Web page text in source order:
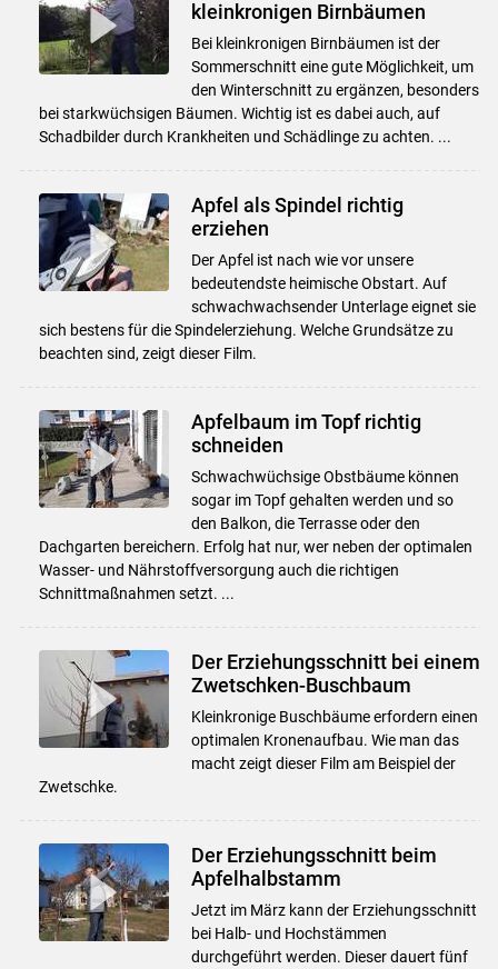
kleinkronigen Birnbäumen
Bei kleinkronigen Birnbäumen ist der
Sommerschnitt eine gute Möglichkeit, um
den Winterschnitt zu ergänzen, besonders
bei starkwüchsigen Bäumen. Wichtig ist es dabei auch, auf
Schadbilder durch Krankheiten und Schädlinge zu achten. ...
Apfel als Spindel richtig
erziehen
Der Apfel ist nach wie vor unsere
bedeutendste heimische Obstart. Auf
schwachwachsender Unterlage eignet sie
sich bestens für die Spindelerziehung. Welche Grundsätze zu
beachten sind, zeigt dieser Film.
Apfelbaum im Topf richtig
schneiden
Schwachwüchsige Obstbäume können
sogar im Topf gehalten werden und so
den Balkon, die Terrasse oder den
Dachgarten bereichern. Erfolg hat nur, wer neben der optimalen
Wasser- und Nährstoffversorgung auch die richtigen
Schnittmaßnahmen setzt. ...
Der Erziehungsschnitt bei einem
Zwetschken-Buschbaum
Kleinkronige Buschbäume erfordern einen
optimalen Kronenaufbau. Wie man das
macht zeigt dieser Film am Beispiel der
Zwetschke.
Der Erziehungsschnitt beim
Apfelhalbstamm
Jetzt im März kann der Erziehungsschnitt
bei Halb- und Hochstämmen
durchgeführt werden. Dieser dauert fünf